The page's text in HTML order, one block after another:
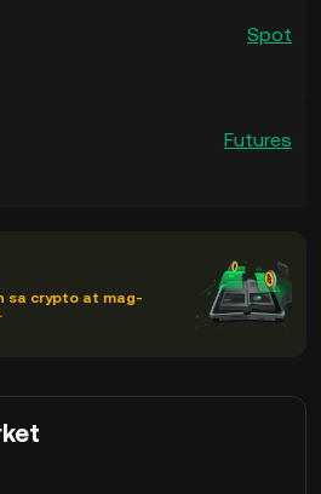
Spot
Futures
sa crypto at mag-